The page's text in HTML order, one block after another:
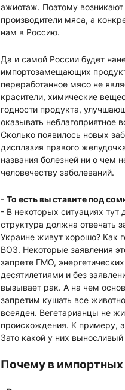
ажиотаж. Поэтому возникают
производители мяса, а
нам в Россию.
Да и самой России будет
импортозамещающих
переработанное мясо не
красители, химические
годности продукта,
оказывать неблагоприятное
Сколько появилось новых
дисплазия правого
названия болезней ни о чем
человечеству заболеваний.
- То есть вы ставите под
- В некоторых ситуациях
структура должна отвечать
Украине живут хорошо? Как
ВОЗ. Некоторые заявления
запрете ГМО,
десятилетиями и без
вызывает рак. А на чем
запретим кушать все
всеяден. Вегетарианцы не
происхождения. К примеру,
Зато какой у них
Почему в импортных